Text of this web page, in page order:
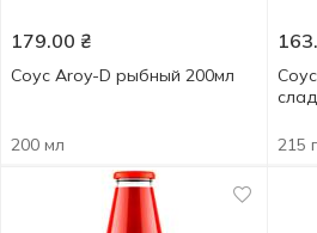
179.00 ₴
Соус Aroy-D рыбный 200мл
200 мл 215 г